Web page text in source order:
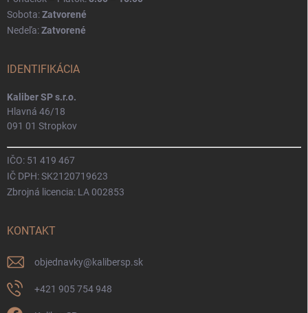
Sobota:Zatvorené
Nedeľa:Zatvorené
IDENTIFIKÁCIA
Kaliber SP s.r.o.
Hlavná 46/18
091 01 Stropkov
IČO: 51 419 467
IČ DPH: SK2120719623
Zbrojná licencia: LA 002853
KONTAKT
objednavky@kalibersp.sk
+421 905 754 948